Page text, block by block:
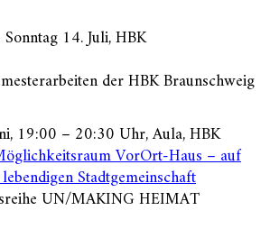
14. Juli, HBK
der HBK Braunschweig
19:00 – 20:30 Uhr, Aula, HBK
VorOrt-Haus – auf
Stadtgemeinschaft
UN/MAKING HEIMAT